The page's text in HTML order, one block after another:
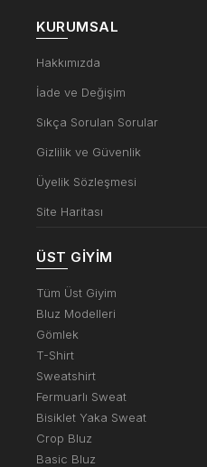
KURUMSAL
Hakkımızda
İade ve Değişim
Sıkça Sorulan Sorular
Gizlilik ve Güvenlik
Üyelik Sözleşmesi
Site Haritası
ÜST GIYIM
Tüm Üst Giyim
Bluz Modelleri
Gömlek
T-Shirt
Sweatshirt
Fermuarlı Sweat
Bisiklet Yaka Sweat
Crop Bluz
Basic Bluz